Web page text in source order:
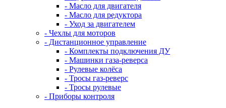
- Масло для двигателя
- Масло для редуктора
- Уход за двигателем
- Чехлы для моторов
- Дистанционное управление
- Комплекты подключения ДУ
- Машинки газа-реверса
- Рулевые колёса
- Тросы газ-реверс
- Тросы рулевые
- Приборы контроля